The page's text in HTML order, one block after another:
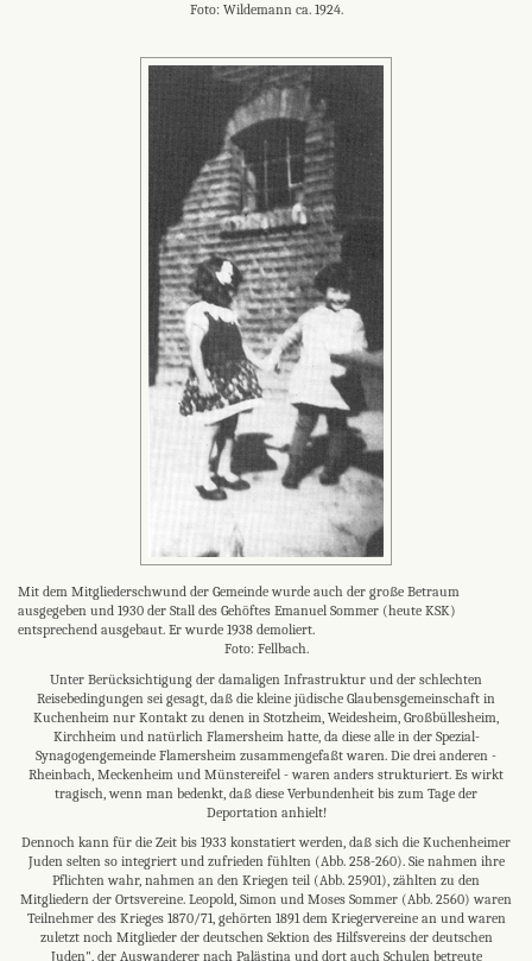
Foto: Wildemann ca. 1924.
Mit dem Mitgliederschwund der Gemeinde wurde auch der große Betraum
ausgegeben und 1930 der Stall des Gehöftes Emanuel Sommer (heute KSK)
entsprechend ausgebaut. Er wurde 1938 demoliert.
Foto: Fellbach.
Unter Berücksichtigung der damaligen Infrastruktur und der schlechten
Reisebedingungen sei gesagt, daß die kleine jüdische Glaubensgemeinschaft in
Kuchenheim nur Kontakt zu denen in Stotzheim, Weidesheim, Großbüllesheim,
Kirchheim und natürlich Flamersheim hatte, da diese alle in der Spezial-
Synagogengemeinde Flamersheim zusammengefaßt waren. Die drei anderen -
Rheinbach, Meckenheim und Münstereifel - waren anders strukturiert. Es wirkt
tragisch, wenn man bedenkt, daß diese Verbundenheit bis zum Tage der
Deportation anhielt!
Dennoch kann für die Zeit bis 1933 konstatiert werden, daß sich die Kuchenheimer
Juden selten so integriert und zufrieden fühlten (Abb. 258-260). Sie nahmen ihre
Pflichten wahr, nahmen an den Kriegen teil (Abb. 25901), zählten zu den
Mitgliedern der Ortsvereine. Leopold, Simon und Moses Sommer (Abb. 2560) waren
Teilnehmer des Krieges 1870/71, gehörten 1891 dem Kriegervereine an und waren
zuletzt noch Mitglieder der deutschen Sektion des Hilfsvereins der deutschen
Juden", der Auswanderer nach Palästina und dort auch Schulen betreute